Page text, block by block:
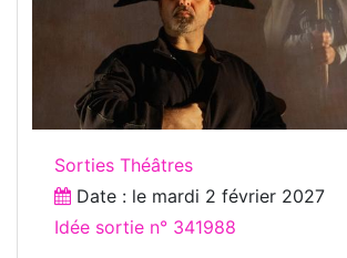
Sorties Théâtres
Date : le mardi 2 février 2027
Idée sortie n° 341988